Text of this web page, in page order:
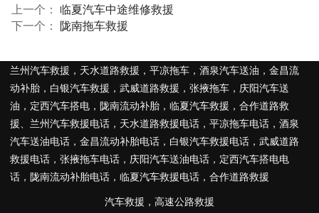
上一个： 临夏汽车中途维修救援
下一个： 陇南拖车救援
兰州汽车救援 ， 天水道路救援 ，平凉拖车 ，酒泉汽车送油 ，金昌流
动补胎 ， 白银汽车救援 ，武威道路救援 ，张掖拖车 ， 庆阳汽车送
油 ， 定西汽车搭电 ，陇南流动补胎 ，临夏汽车救援 ，合作道路救
援、 兰州汽车救援电话 ， 天水道路救援电话 ，平凉拖车电话 ，酒泉
汽车送油电话 ，金昌流动补胎电话 ， 白银汽车救援电话 ，武威道路
救援电话 ，张掖拖车电话 ， 庆阳汽车送油电话 ， 定西汽车搭电电
话 ，陇南流动补胎电话 ，临夏汽车救援电话 ，合作道路救援
汽车救援 ， 高速公路救援